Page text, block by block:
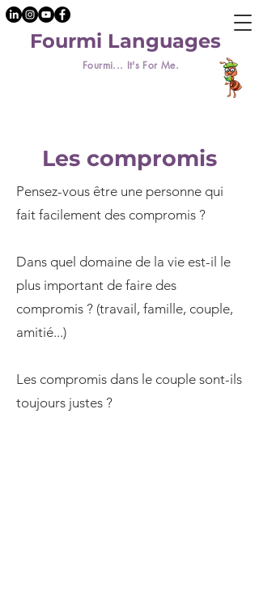
Fourmi... It's For Me.
Fourmi Languages
Les compromis
Pensez-vous être une personne qui
fait facilement des compromis ?
Dans quel domaine de la vie est-il le
plus important de faire des
compromis ? (travail, famille, couple,
amitié...)
Les compromis dans le couple sont-ils
toujours justes ?